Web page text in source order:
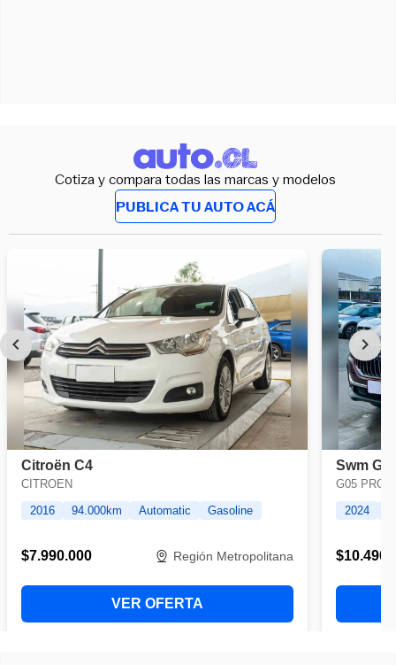
Cotiza y compara todas las marcas y modelos
PUBLICA TU AUTO ACÁ